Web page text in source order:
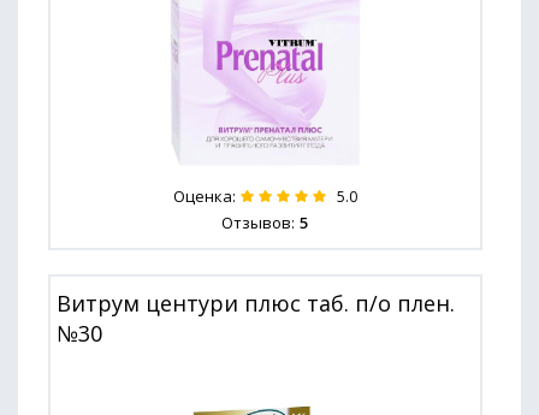
Оценка: 5.0
Отзывов: 5
Витрум центури плюс таб. п/о плен.
№30